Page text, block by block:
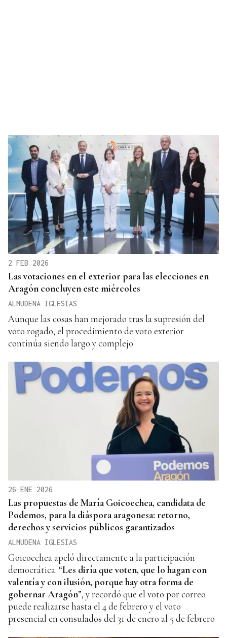
2 FEB 2026
Las votaciones en el exterior para las elecciones en
Aragón concluyen este miércoles
ALMUDENA IGLESIAS
Aunque las cosas han mejorado tras la supresión del
voto rogado, el procedimiento de voto exterior
continúa siendo largo y complejo
26 ENE 2026
Las propuestas de María Goicoechea, candidata de
Podemos, para la diáspora aragonesa: retorno,
derechos y servicios públicos garantizados
ALMUDENA IGLESIAS
Goicoechea apeló directamente a la participación
democrática. “Les diría que voten, que lo hagan con
valentía y con ilusión, porque hay otra forma de
gobernar Aragón”, y recordó que el voto por correo
puede realizarse hasta el 4 de febrero y el voto
presencial en consulados del 31 de enero al 5 de febrero